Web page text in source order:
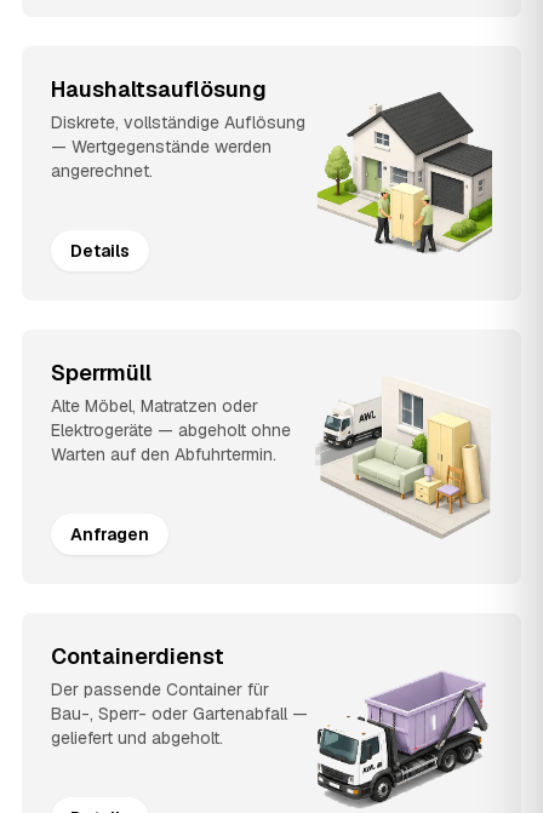
Haushaltsauflösung
Diskrete, vollständige Auflösung
— Wertgegenstände werden
angerechnet.
Details
Sperrmüll
Alte Möbel, Matratzen oder
Elektrogeräte — abgeholt ohne
Warten auf den Abfuhrtermin.
Anfragen
Containerdienst
Der passende Container für
Bau-, Sperr- oder Gartenabfall —
geliefert und abgeholt.